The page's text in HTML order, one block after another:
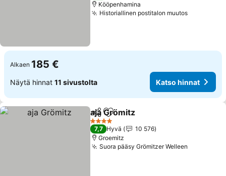
Kööpenhamina
Historiallinen postitalon muutos
Alkaen 185 €
Näytä hinnat 11 sivustolta Katso hinnat
Jaa Lisää suosikkeihin
aja Grömitz
4 Tähtiluokitus
7,7 Hyvä
10 576
Groemitz
Suora pääsy Grömitzer Welleen